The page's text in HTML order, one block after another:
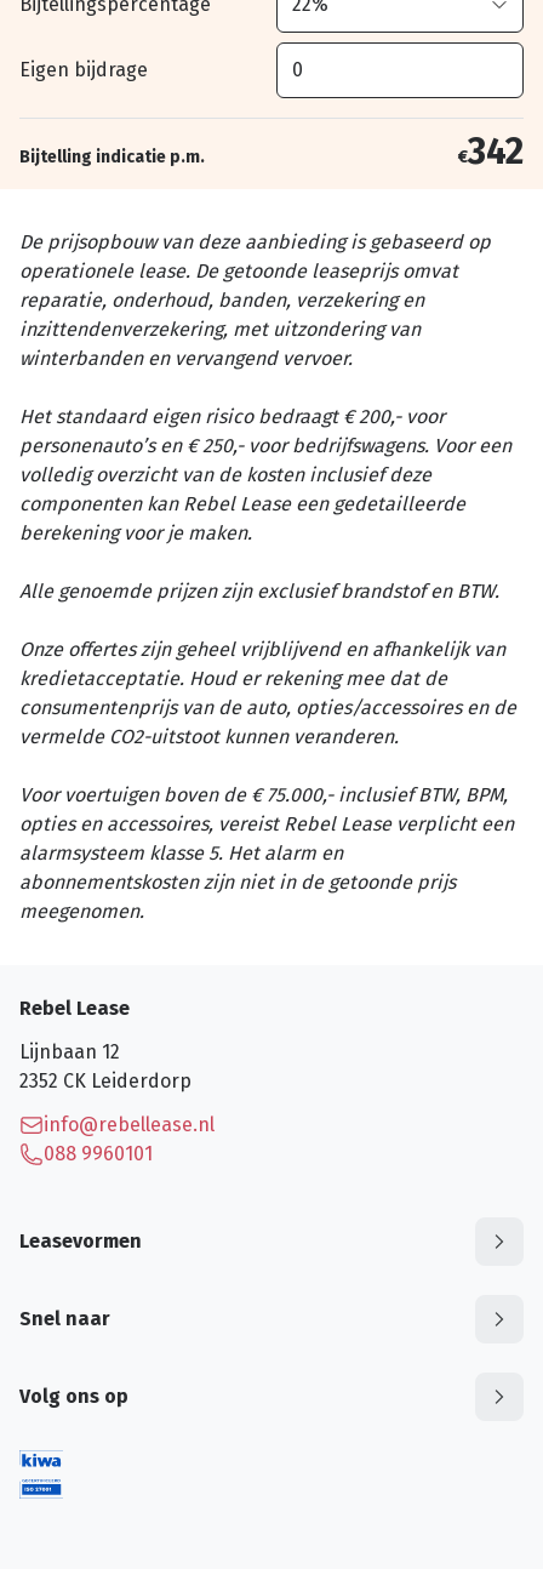
Eigen bijdrage
Bijtelling indicatie p.m. €342
De prijsopbouw van deze aanbieding is gebaseerd op
operationele lease. De getoonde leaseprijs omvat
reparatie, onderhoud, banden, verzekering en
inzittendenverzekering, met uitzondering van
winterbanden en vervangend vervoer.
Het standaard eigen risico bedraagt € 200,- voor
personenauto’s en € 250,- voor bedrijfswagens. Voor een
volledig overzicht van de kosten inclusief deze
componenten kan Rebel Lease een gedetailleerde
berekening voor je maken.
Alle genoemde prijzen zijn exclusief brandstof en BTW.
Onze offertes zijn geheel vrijblijvend en afhankelijk van
kredietacceptatie. Houd er rekening mee dat de
consumentenprijs van de auto, opties/accessoires en de
vermelde CO2-uitstoot kunnen veranderen.
Voor voertuigen boven de € 75.000,- inclusief BTW, BPM,
opties en accessoires, vereist Rebel Lease verplicht een
alarmsysteem klasse 5. Het alarm en
abonnementskosten zijn niet in de getoonde prijs
meegenomen.
Rebel Lease
Lijnbaan 12
2352 CK Leiderdorp
info@rebellease.nl
088 9960101
Leasevormen
Snel naar
Volg ons op